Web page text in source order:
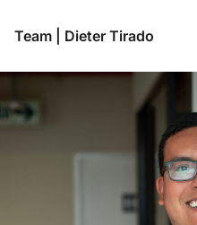
Team Dieter Tirado